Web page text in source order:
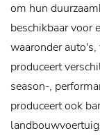
om hun
beschikbaar voor
waaronder
produceert
season-,
produceert ook